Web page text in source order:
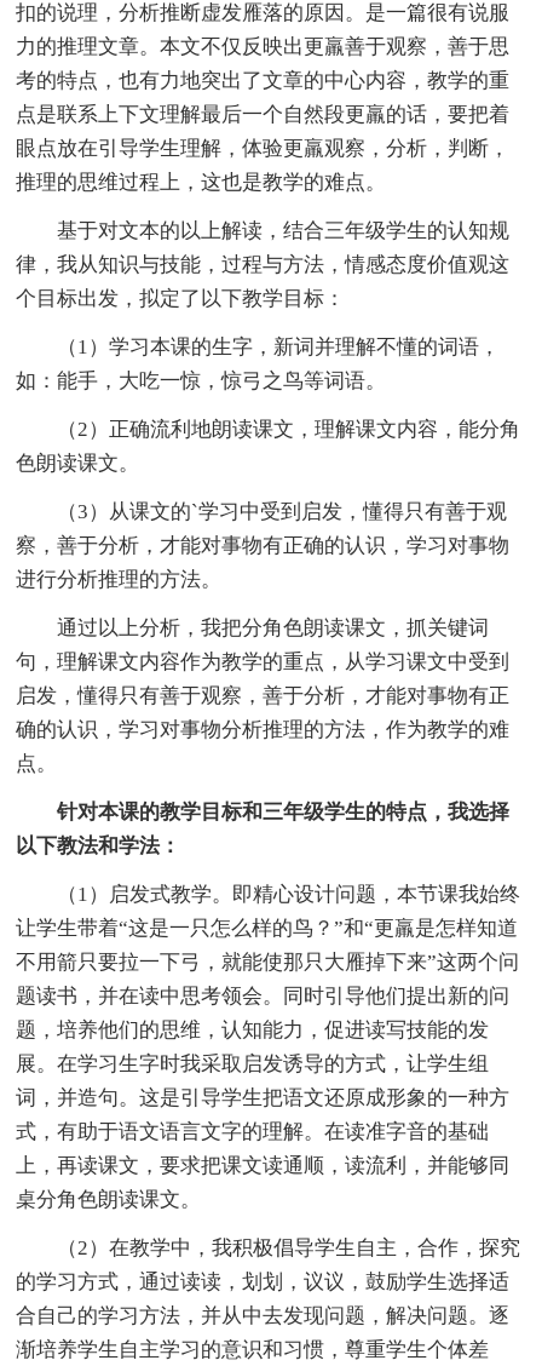
扣的说理，分析推断虚发雁落的原因。是一篇很有说服
力的推理文章。本文不仅反映出更羸善于观察，善于思
考的特点，也有力地突出了文章的中心内容，教学的重
点是联系上下文理解最后一个自然段更羸的话，要把着
眼点放在引导学生理解，体验更羸观察，分析，判断，
推理的思维过程上，这也是教学的难点。
基于对文本的以上解读，结合三年级学生的认知规
律，我从知识与技能，过程与方法，情感态度价值观这
个目标出发，拟定了以下教学目标：
（1）学习本课的生字，新词并理解不懂的词语，
如：能手，大吃一惊，惊弓之鸟等词语。
（2）正确流利地朗读课文，理解课文内容，能分角
色朗读课文。
（3）从课文的`学习中受到启发，懂得只有善于观
察，善于分析，才能对事物有正确的认识，学习对事物
进行分析推理的方法。
通过以上分析，我把分角色朗读课文，抓关键词
句，理解课文内容作为教学的重点，从学习课文中受到
启发，懂得只有善于观察，善于分析，才能对事物有正
确的认识，学习对事物分析推理的方法，作为教学的难
点。
针对本课的教学目标和三年级学生的特点，我选择
以下教法和学法：
（1）启发式教学。即精心设计问题，本节课我始终
让学生带着“这是一只怎么样的鸟？”和“更羸是怎样知道
不用箭只要拉一下弓，就能使那只大雁掉下来”这两个问
题读书，并在读中思考领会。同时引导他们提出新的问
题，培养他们的思维，认知能力，促进读写技能的发
展。在学习生字时我采取启发诱导的方式，让学生组
词，并造句。这是引导学生把语文还原成形象的一种方
式，有助于语文语言文字的理解。在读准字音的基础
上，再读课文，要求把课文读通顺，读流利，并能够同
桌分角色朗读课文。
（2）在教学中，我积极倡导学生自主，合作，探究
的学习方式，通过读读，划划，议议，鼓励学生选择适
合自己的学习方法，并从中去发现问题，解决问题。逐
渐培养学生自主学习的意识和习惯，尊重学生个体差